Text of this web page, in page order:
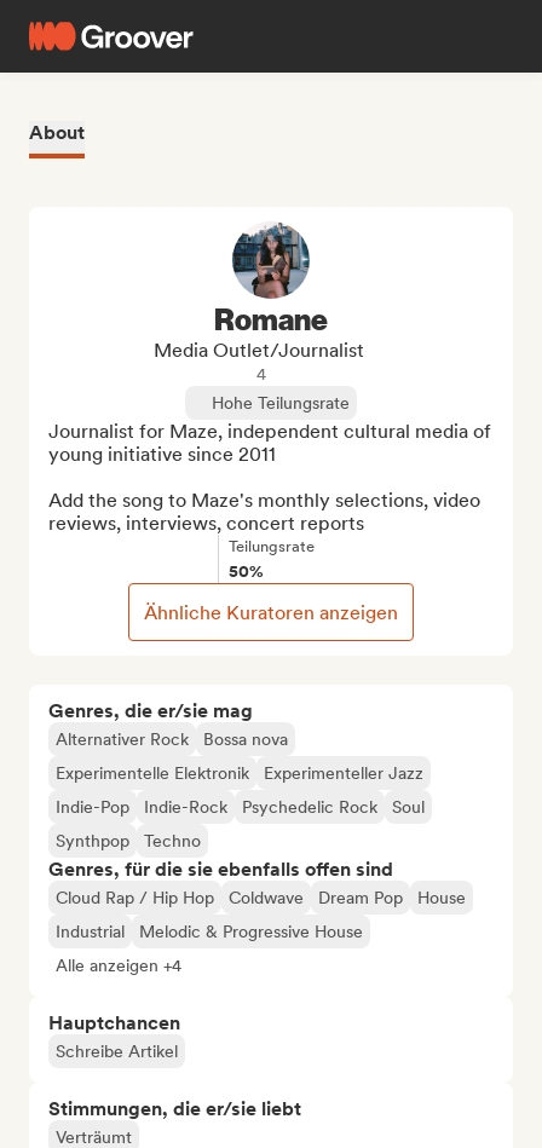
About
Genres, die er/sie mag
Alternativer Rock
Bossa nova
Experimentelle Elektronik
Experimenteller Jazz
Indie-Pop
Indie-Rock Psychedelic Rock
Soul
Synthpop
Techno
Genres, für die sie ebenfalls offen sind
Cloud Rap / Hip Hop Coldwave Dream Pop
House
Industrial
Melodic & Progressive House
Alle anzeigen +4
Hauptchancen
Schreibe Artikel
Stimmungen, die er/sie liebt
Verträumt
Romane
Media Outlet/Journalist
4
Hohe Teilungsrate
Journalist for Maze, independent cultural media of
young initiative since 2011
Add the song to Maze's monthly selections, video
reviews, interviews, concert reports
Teilungsrate
50%
Ähnliche Kuratoren anzeigen